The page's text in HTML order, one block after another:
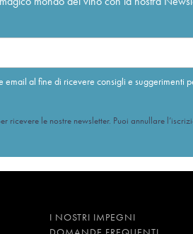
email al fine di ricevere consigli e suggerimenti
ricevere le nostre newsletter. Puoi annullare
I NOSTRI IMPEGNI